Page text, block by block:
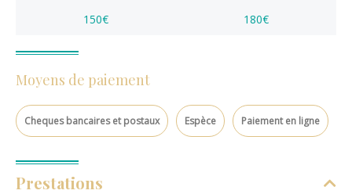
150€ 180€
Moyens de paiement
Cheques bancaires et postaux Espèce Paiement en ligne
Prestations